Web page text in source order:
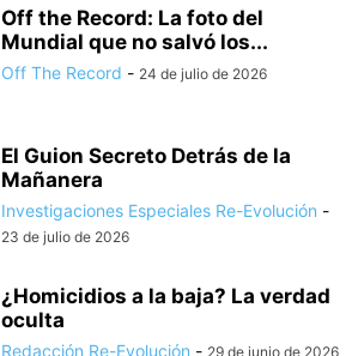
Off the Record: La foto del
Mundial que no salvó los...
Off The Record - 24 de julio de 2026
El Guion Secreto Detrás de la
Mañanera
Investigaciones Especiales Re-Evolución -
23 de julio de 2026
¿Homicidios a la baja? La verdad
oculta
Redacción Re-Evolución - 29 de junio de 2026